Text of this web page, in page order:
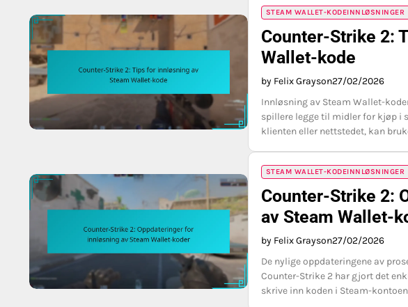
STEAM WALLET-KODEINNLØSNINGER
Counter-Strike 2:
Wallet-kode
by Felix Grayson27/02/2026
Innløsning av Steam Wallet-
spillere legge til midler for kjøp i
klienten eller nettstedet, kan
STEAM WALLET-KODEINNLØSNINGER
Counter-Strike 2:
av Steam Wallet-
by Felix Grayson27/02/2026
De nylige oppdateringene av
Counter-Strike 2 har gjort det
skrive inn koden i Steam-